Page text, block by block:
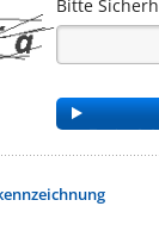
Bitte